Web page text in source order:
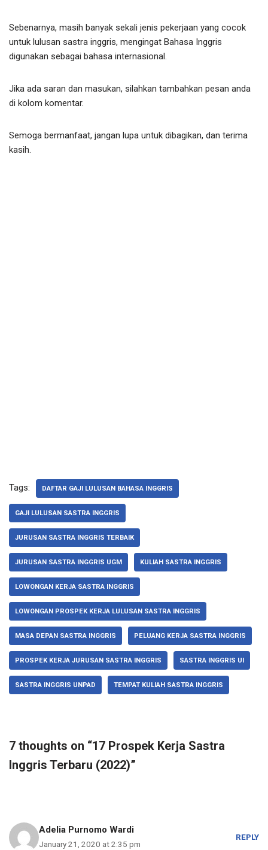
Sebenarnya, masih banyak sekali jenis pekerjaan yang cocok
untuk lulusan sastra inggris, mengingat Bahasa Inggris
digunakan sebagai bahasa internasional.
Jika ada saran dan masukan, silahkan tambahkan pesan anda
di kolom komentar.
Semoga bermanfaat, jangan lupa untuk dibagikan, dan terima
kasih.
Tags: DAFTAR GAJI LULUSAN BAHASA INGGRIS
GAJI LULUSAN SASTRA INGGRIS
JURUSAN SASTRA INGGRIS TERBAIK
JURUSAN SASTRA INGGRIS UGM KULIAH SASTRA INGGRIS
LOWONGAN KERJA SASTRA INGGRIS
LOWONGAN PROSPEK KERJA LULUSAN SASTRA INGGRIS
MASA DEPAN SASTRA INGGRIS PELUANG KERJA SASTRA INGGRIS
PROSPEK KERJA JURUSAN SASTRA INGGRIS SASTRA INGGRIS UI
SASTRA INGGRIS UNPAD TEMPAT KULIAH SASTRA INGGRIS
7 thoughts on “17 Prospek Kerja Sastra
Inggris Terbaru (2022)”
Adelia Purnomo Wardi
January 21, 2020 at 2:35 pm
REPLY